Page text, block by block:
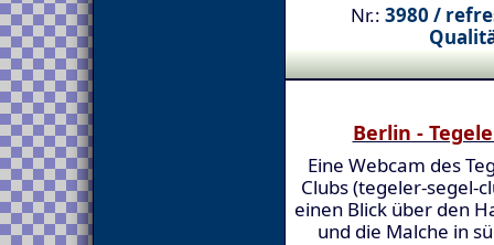
Nr.: 3980 /
Berlin -
Eine Webcam des
Clubs (tegeler-segel-
einen Blick über den
und die Malche in